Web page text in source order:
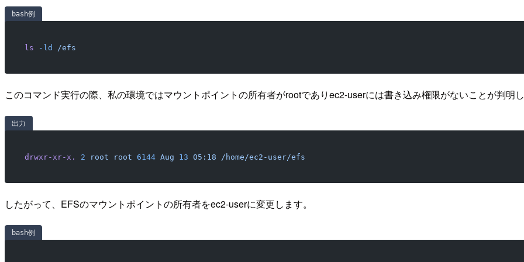
bash例
ls -ld /efs
このコマンド実行の際、私の環境ではマウントポイントの所有者がrootでありec2-userには書き込み権限がないことが判明し
出力
drwxr-xr-x. 2 root root 6144 Aug 13 05:18 /home/ec2-user/efs
したがって、EFSのマウントポイントの所有者をec2-userに変更します。
bash例